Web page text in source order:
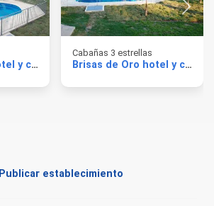
Brisas de Oro hotel y cabañas
Cabañas 3 estrellas
Brisas de Oro hotel y cabañas
Publicar establecimiento